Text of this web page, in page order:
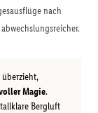
nach
überzieht,
Magie.
Bergluft